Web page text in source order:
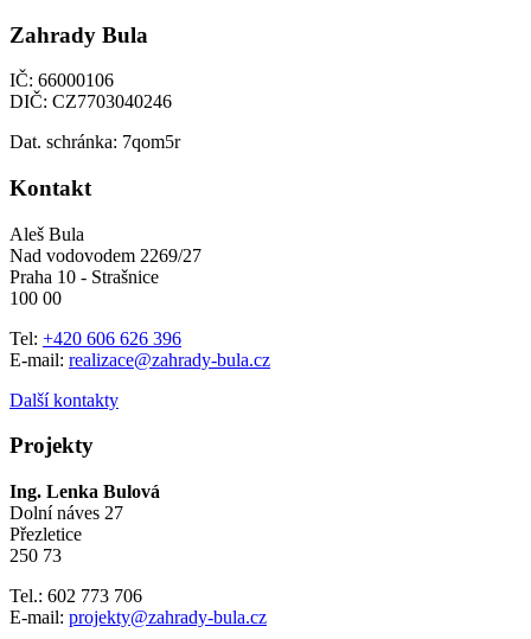
Zahrady Bula
IČ: 66000106
DIČ: CZ7703040246
Dat. schránka: 7qom5r
Kontakt
Aleš Bula
Nad vodovodem 2269/27
Praha 10 - Strašnice
100 00
Tel: +420 606 626 396
E-mail: realizace@zahrady-bula.cz
Další kontakty
Projekty
Ing. Lenka Bulová
Dolní náves 27
Přezletice
250 73
Tel.: 602 773 706
E-mail: projekty@zahrady-bula.cz